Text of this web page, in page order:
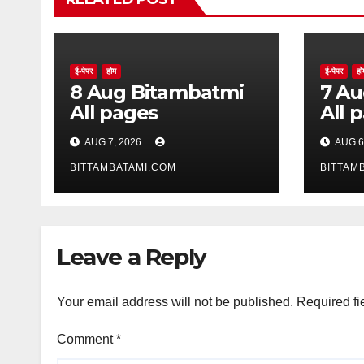
ई-पेपर होम
8 Aug Bitambatmi
All pages
AUG 7, 2026
BITTAMBATAMI.COM
ई-पेपर
7 Aug
All
AUG
Leave a Reply
Your email address will not be published. Required
Comment*